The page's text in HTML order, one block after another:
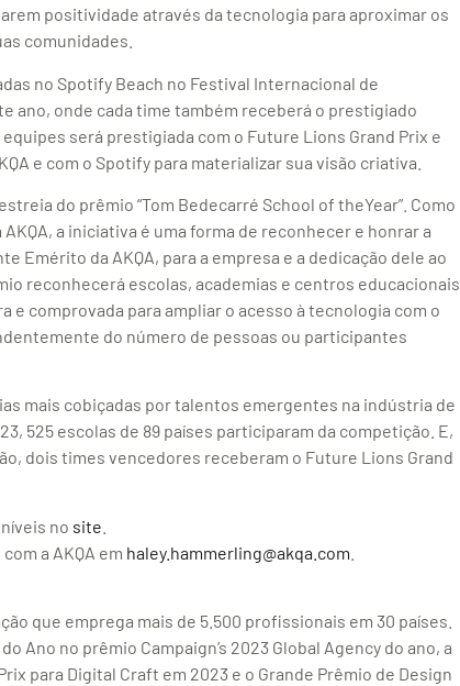
positividade através da tecnologia para aproximar os
comunidades.
no Spotify Beach no Festival Internacional de
ano, onde cada time também receberá o prestigiado
será prestigiada com o Future Lions Grand Prix e
e com o Spotify para materializar sua visão criativa.
do prêmio “Tom Bedecarré School of theYear”. Como
a iniciativa é uma forma de reconhecer e honrar a
Emérito da AKQA, para a empresa e a dedicação dele ao
reconhecerá escolas, academias e centros educacionais
e comprovada para ampliar o acesso à tecnologia com o
do número de pessoas ou participantes
mais cobiçadas por talentos emergentes na indústria de
525 escolas de 89 países participaram da competição. E,
dois times vencedores receberam o Future Lions Grand
no site
a AKQA em haley.hammerling@akqa.com
que emprega mais de 5.500 profissionais em 30 países.
Ano no prêmio Campaign’s 2023 Global Agency do ano, a
para Digital Craft em 2023 e o Grande Prêmio de Design